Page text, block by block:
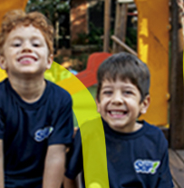
"Eu estuprei
Assinatura digital e
Unicamp recebe
Unesp abre seleção
SP: ventania pode
Paralisação de